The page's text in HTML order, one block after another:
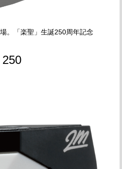
。「楽聖」生誕250周年記念